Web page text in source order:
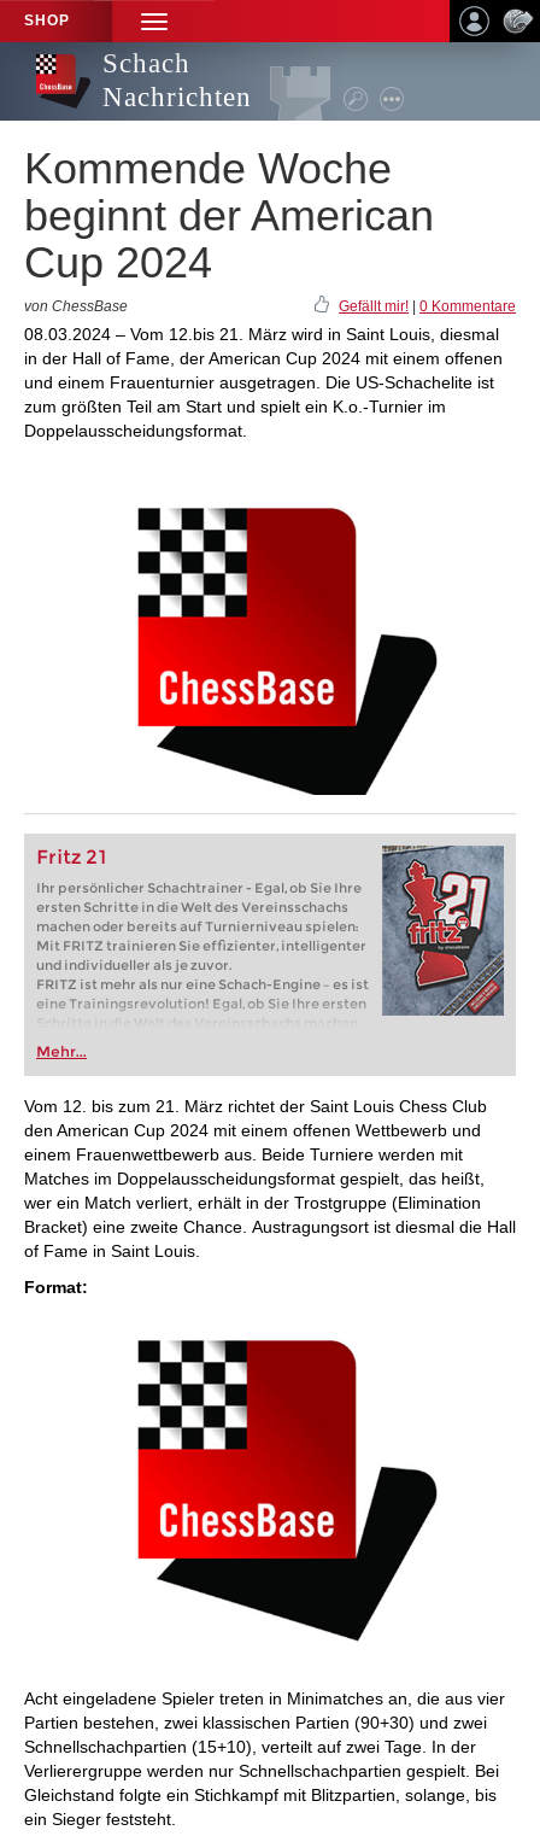
SHOP
TOGGLE
NAVIGATION
Schach
Nachrichten
Kommende Woche
beginnt der American
Cup 2024
von ChessBase Gefällt mir! 0 Kommentare
08.03.2024 – Vom 12.bis 21. März wird in Saint Louis, diesmal
in der Hall of Fame, der American Cup 2024 mit einem offenen
und einem Frauenturnier ausgetragen. Die US-Schachelite ist
zum größten Teil am Start und spielt ein K.o.-Turnier im
Doppelausscheidungsformat.
Fritz 21
Ihr persönlicher Schachtrainer - Egal, ob Sie Ihre
ersten Schritte in die Welt des Vereinsschachs
machen oder bereits auf Turnierniveau spielen:
Mit FRITZ trainieren Sie effizienter, intelligenter
und individueller als je zuvor.
FRITZ ist mehr als nur eine Schach-Engine – es ist
eine Trainingsrevolution! Egal, ob Sie Ihre ersten
Schritte in die Welt des Vereinsschachs machen
oder bereits auf Turnierniveau spielen: Mit
FRITZ trainieren Sie effizienter, intelligenter und
individueller als je zuvor.
Mehr...
Vom 12. bis zum 21. März richtet der Saint Louis Chess Club
den American Cup 2024 mit einem offenen Wettbewerb und
einem Frauenwettbewerb aus. Beide Turniere werden mit
Matches im Doppelausscheidungsformat gespielt, das heißt,
wer ein Match verliert, erhält in der Trostgruppe (Elimination
Bracket) eine zweite Chance. Austragungsort ist diesmal die Hall
of Fame in Saint Louis.
Format:
Acht eingeladene Spieler treten in Minimatches an, die aus vier
Partien bestehen, zwei klassischen Partien (90+30) und zwei
Schnellschachpartien (15+10), verteilt auf zwei Tage. In der
Verlierergruppe werden nur Schnellschachpartien gespielt. Bei
Gleichstand folgte ein Stichkampf mit Blitzpartien, solange, bis
ein Sieger feststeht.